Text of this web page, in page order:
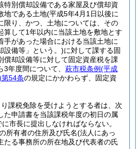
特別償却設備である家屋及び償却資
地である土地(平成5年4月1日以後に
限り、かつ、土地については、その
算して1年以内に当該土地を敷地とす
手があった場合における当該土地に
設備等」という。)に対して課する固
償却設備等に対して固定資産税を課
年度間について、 萩市税条例(平成
第54条の規定にかかわらず、固定資
課税免除を受けようとする者は、次
た申請書を当該課税年度の初日の属
市長に提出しなければならない。
所有者の住所及び氏名(法人にあっ
たる事務所の所在地及び代表者の氏